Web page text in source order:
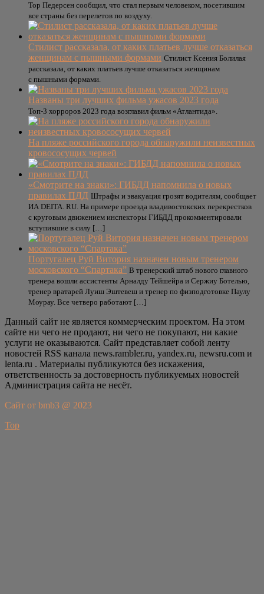
Тор Педерсен сообщил, что стал первым человеком, посетившим
все страны без перелетов по воздуху.
Стилист рассказала, от каких платьев лучше отказаться
женщинам с пышными формами Стилист Ксения Болилая
рассказала, от каких платьев лучше отказаться женщинам
с пышными формами.
Названы три лучших фильма ужасов 2023 года
Топ-3 хорроров 2023 года возглавил фильм «Атлантида».
На пляже российского города обнаружили неизвестных
кровососущих червей
«Смотрите на знаки»: ГИБДД напомнила о новых
правилах ПДД Штрафы и эвакуация грозят водителям, сообщает
ИА DEITA. RU. На примере проезда владивостокских перекрестков
с круговым движением инспекторы ГИБДД прокомментировали
вступившие в силу […]
Португалец Руй Витория назначен новым тренером
московского “Спартака” В тренерский штаб нового главного
тренера вошли ассистенты Арналду Тейшейра и Сержиу Ботелью,
тренер вратарей Луиш Эштевеш и тренер по физподготовке Паулу
Моурау. Все четверо работают […]
Данный сайт не является коммерческим проектом. На этом
сайте ни чего не продают, ни чего не покупают, ни какие
услуги не оказываются. Сайт представляет собой ленту
новостей RSS канала news.rambler.ru, yandex.ru, newsru.com и
lenta.ru . Материалы публикуются без искажения,
ответственность за достоверность публикуемых новостей
Администрация сайта не несёт.
Сайт от bmb3 @ 2023
Top